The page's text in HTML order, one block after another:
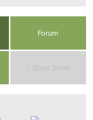
Forum
Xbox Store